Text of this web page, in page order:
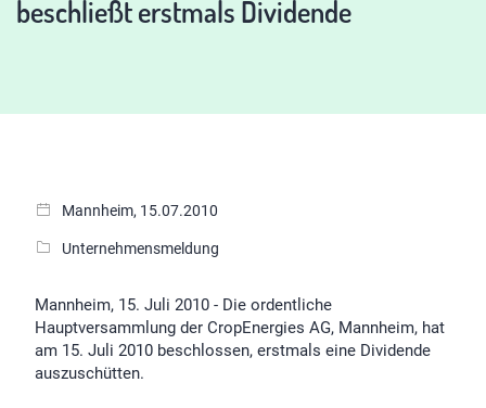
beschließt erstmals Dividende
Mannheim, 15.07.2010
Unternehmensmeldung
Mannheim, 15. Juli 2010 - Die ordentliche
Hauptversammlung der CropEnergies AG, Mannheim, hat
am 15. Juli 2010 beschlossen, erstmals eine Dividende
auszuschütten.